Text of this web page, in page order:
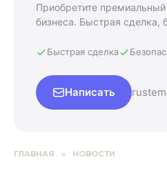
Приобретите
бизнеса. Быстрая сделка,
Быстрая сделка
Написать
ГЛАВНАЯ » НОВОСТИ